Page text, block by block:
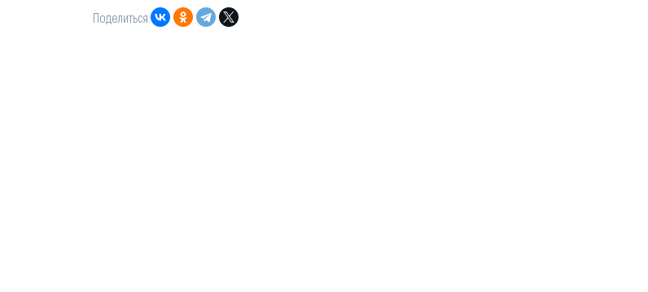
Поделиться: